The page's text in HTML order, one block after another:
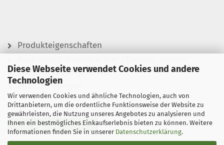
Diese Webseite verwendet Cookies und andere
Technologien
Wir verwenden Cookies und ähnliche Technologien, auch von
Drittanbietern, um die ordentliche Funktionsweise der Website zu
gewährleisten, die Nutzung unseres Angebotes zu analysieren und
Ihnen ein bestmögliches Einkaufserlebnis bieten zu können. Weitere
Informationen finden Sie in unserer Datenschutzerklärung.
Produkteigenschaften
Wässern leicht gemacht
Pflanzen düngen
Vertrag widerrufen